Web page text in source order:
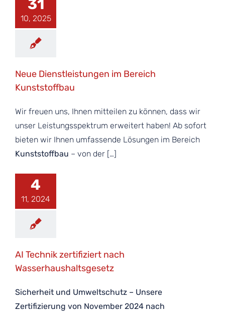
31
10, 2025
Neue Dienstleistungen im Bereich
Kunststoffbau
Wir freuen uns, Ihnen mitteilen zu können, dass wir
unser Leistungsspektrum erweitert haben! Ab sofort
bieten wir Ihnen umfassende Lösungen im Bereich
Kunststoffbau – von der […]
4
11, 2024
AI Technik zertifiziert nach
Wasserhaushaltsgesetz
Sicherheit und Umweltschutz – Unsere
Zertifizierung von November 2024 nach